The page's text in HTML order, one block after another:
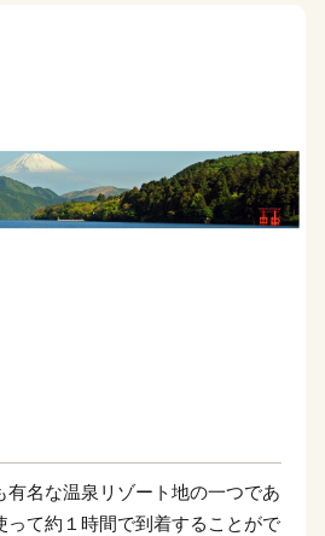
名な温泉リゾート地の一つであ
って約１時間で到着することがで